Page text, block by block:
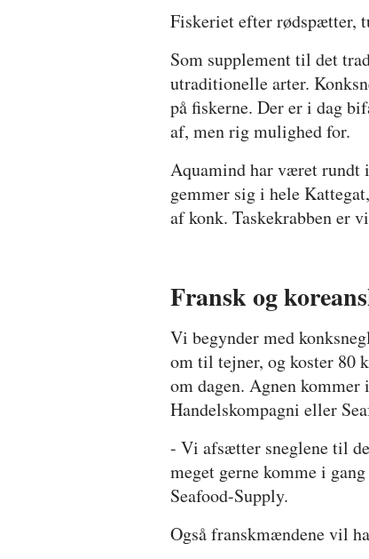
Fiskeriet efter rødspætter,
Som supplement til det
utraditionelle arter.
på fiskerne. Der er i dag
af, men rig mulighed for.
Aquamind har været rundt
gemmer sig i hele
af konk. Taskekrabben er
Fransk og
Vi begynder med
om til tejner, og koster 80
om dagen. Agnen
Handelskompagni eller
- Vi afsætter sneglene til
meget gerne komme i
Seafood-Supply.
Også franskmændene vil